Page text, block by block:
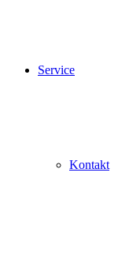
Service
Kontakt